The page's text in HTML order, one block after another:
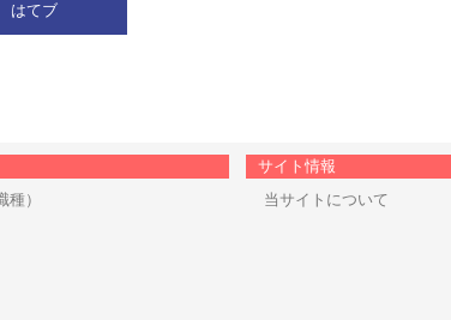
はてブ
）
サイト情報
当サイトについて